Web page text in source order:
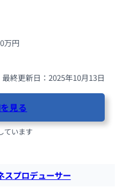
万円
最終更新日：2025年10月13日
見る
ています
スプロデューサー